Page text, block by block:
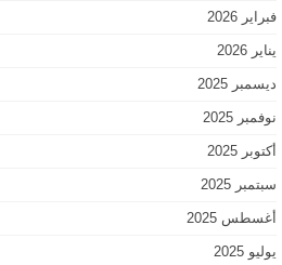
فبراير 2026
يناير 2026
ديسمبر 2025
نوفمبر 2025
أكتوبر 2025
سبتمبر 2025
أغسطس 2025
يوليو 2025